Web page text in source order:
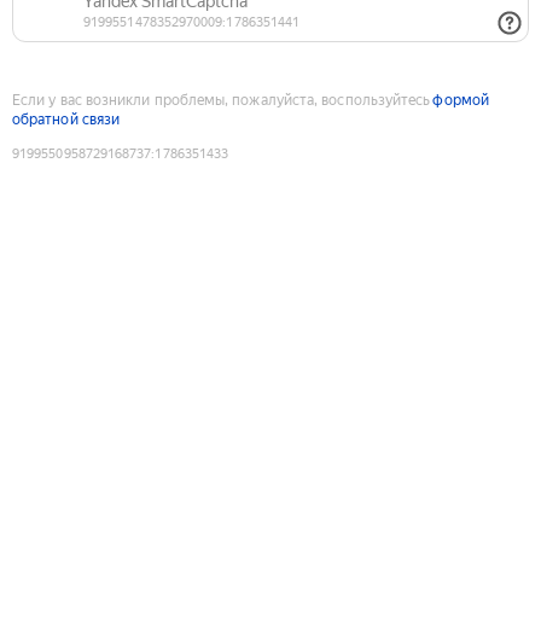
Если у вас возникли проблемы, пожалуйста, воспользуйтесьформой
обратной связи
9199550958729168737:1786351433